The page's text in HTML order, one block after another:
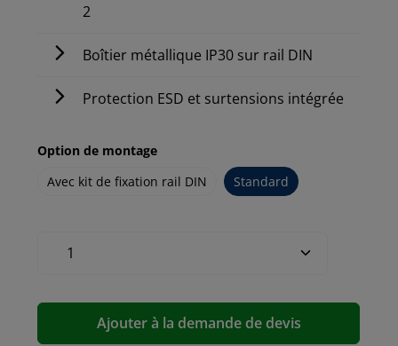
2
Boîtier métallique IP30 sur rail DIN
Protection ESD et surtensions intégrée
Option de montage
Avec kit de fixation rail DIN
Standard
Ajouter à la demande de devis